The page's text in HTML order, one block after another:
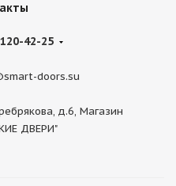
42-25
doors.su
д.6, Магазин
ДВЕРИ"